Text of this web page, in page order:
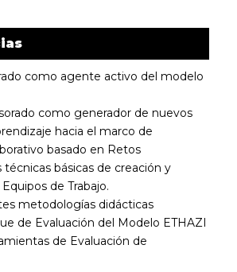
como agente activo del modelo
como generador de nuevos
hacia el marco de
basado en Retos
técnicas básicas de creación y
de Trabajo.
metodologías didácticas
de Evaluación del Modelo ETHAZI
de Evaluación de